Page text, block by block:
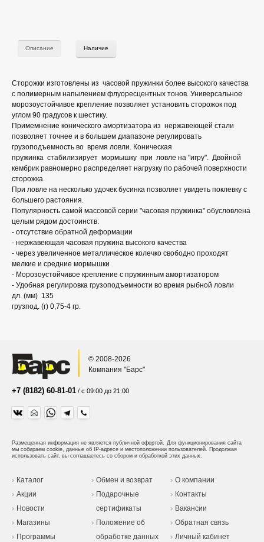
Описание Наличие
Сторожки изготовлены из часовой пружинки более высокого качества
с полимерным напылением флуоресцентных тонов. Универсальное
морозоустойчивое крепление позволяет установить сторожок под
углом 90 градусов к шестику.
Примемнение конического амортизатора из нержавеющей стали
позволяет точнее и в большем диапазоне регулировать
грузоподъемность во время ловли. Коническая
пружинка стабилизирует мормышку при ловле на "игру". Двойной
кембрик равномерно распределяет нагрузку по рабочей поверхности
сторожка.
При ловле на несколько удочек бусинка позволяет увидеть поклевку с
большего растояния.
Популярность самой массовой серии "часовая пружинка" обусловлена
целым рядом достоинств:
- отсутствие обратной деформации
- нержавеющая часовая пружина высокого качества
- через увеличенное металлическое колечко свободно проходят
мелкие и средние мормышки
- Морозоустойчивое крепление с пружинным амортизатором
- Удобная регулировка грузоподъемности во время рыбной ловли
дл. (мм) 135
грузпод. (г) 0,75-4 гр.
© 2008-2026
Компания "Барс"
+7 (8182) 60-81-01 / с 09:00 до 21:00
Размещенная информация не является публичной офертой. Для функционирования сайта
мы собираем cookie, данные об IP-адресе и местоположении пользователей. Продолжая
использовать сайт, вы соглашаетесь со сбором и обработкой этих данных.
Каталог
Акции
Новости
Магазины
Программы
Обмен и возврат
Подарочные
сертификаты
Положение об
обработке данных
О компании
Контакты
Вакансии
Обратная связь
Личный кабинет